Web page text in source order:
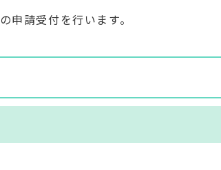
請受付を行います。